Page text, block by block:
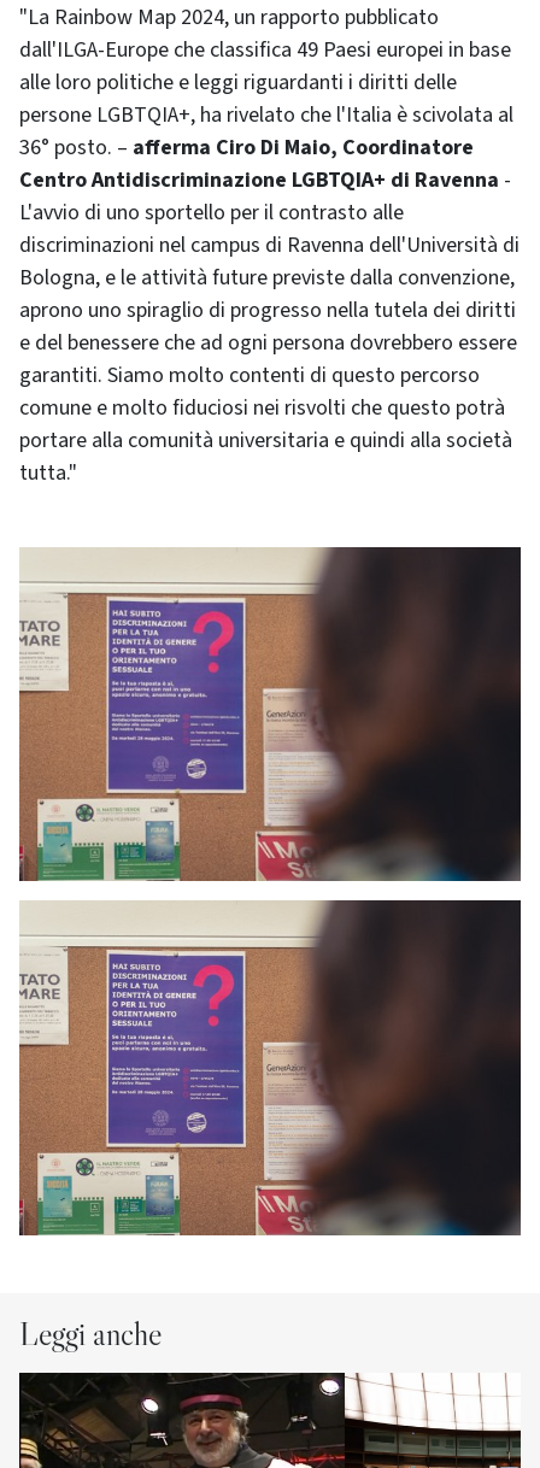
"La Rainbow Map 2024, un rapporto pubblicato
dall'ILGA-Europe che classifica 49 Paesi europei in base
alle loro politiche e leggi riguardanti i diritti delle
persone LGBTQIA+, ha rivelato che l'Italia è scivolata al
36° posto. – afferma Ciro Di Maio, Coordinatore
Centro Antidiscriminazione LGBTQIA+ di Ravenna -
L'avvio di uno sportello per il contrasto alle
discriminazioni nel campus di Ravenna dell'Università di
Bologna, e le attività future previste dalla convenzione,
aprono uno spiraglio di progresso nella tutela dei diritti
e del benessere che ad ogni persona dovrebbero essere
garantiti. Siamo molto contenti di questo percorso
comune e molto fiduciosi nei risvolti che questo potrà
portare alla comunità universitaria e quindi alla società
tutta."
Leggi anche